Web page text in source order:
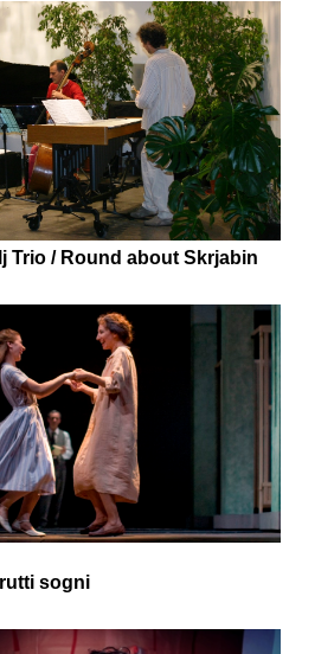
Trio / Round about Skrjabin
sogni